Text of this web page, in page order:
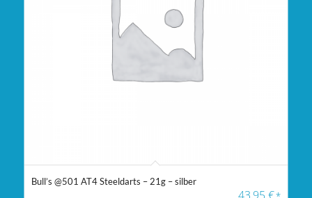
Bull’s @501 AT4 Steeldarts – 21g – silber